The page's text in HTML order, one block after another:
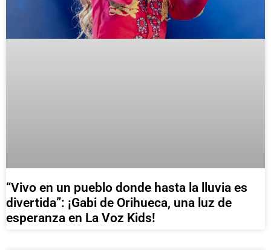
“Vivo en un pueblo donde hasta la lluvia es
divertida”: ¡Gabi de Orihueca, una luz de
esperanza en La Voz Kids!